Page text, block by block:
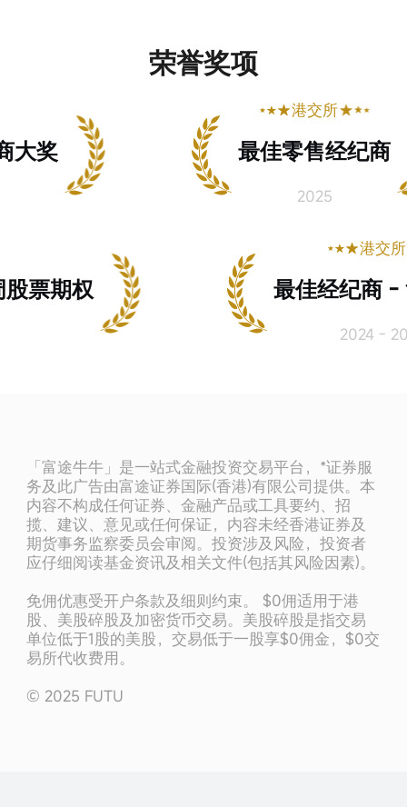
荣誉奖项
奖
港交所
最佳零售经纪商
2025
票期权
港交所
最佳经纪商 -
2024 -
「富途牛牛」是一站式金融投资交易平台，*证券服
务及此广告由富途证券国际(香港)有限公司提供。本
内容不构成任何证券、金融产品或工具要约、招
揽、建议、意见或任何保证，内容未经香港证券及
期货事务监察委员会审阅。投资涉及风险，投资者
应仔细阅读基金资讯及相关文件(包括其风险因素)。
免佣优惠受开户条款及细则约束。 $0佣适用于港
股、美股碎股及加密货币交易。美股碎股是指交易
单位低于1股的美股，交易低于一股享$0佣金，$0交
易所代收费用。
© 2025 FUTU